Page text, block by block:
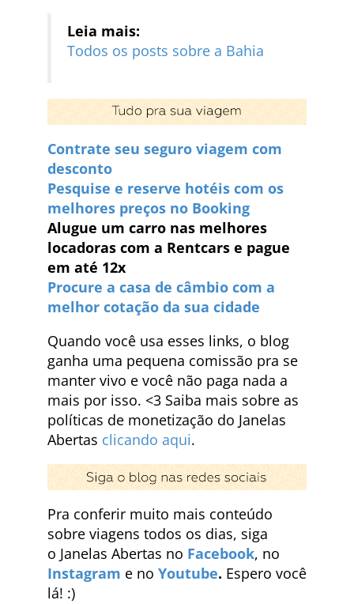
Leia mais:
Todos os posts sobre a Bahia
Contrate seu seguro viagem com
desconto
Pesquise e reserve hotéis com os
melhores preços no Booking
Alugue um carro nas melhores
locadoras com a Rentcars e pague
em até 12x
Procure a casa de câmbio com a
melhor cotação da sua cidade
Quando você usa esses links, o blog
ganha uma pequena comissão pra se
manter vivo e você não paga nada a
mais por isso. <3 Saiba mais sobre as
políticas de monetização do Janelas
Abertas clicando aqui.
Pra conferir muito mais conteúdo
sobre viagens todos os dias, siga
o Janelas Abertas no Facebook, no
Instagram e no Youtube. Espero você
lá! :)